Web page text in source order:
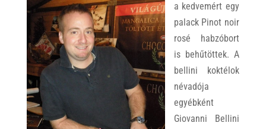
a kedvemért egy
palack Pinot noir
rosé habzóbort
is behűtöttek. A
bellini koktélok
névadója
egyébként
Giovanni Bellini